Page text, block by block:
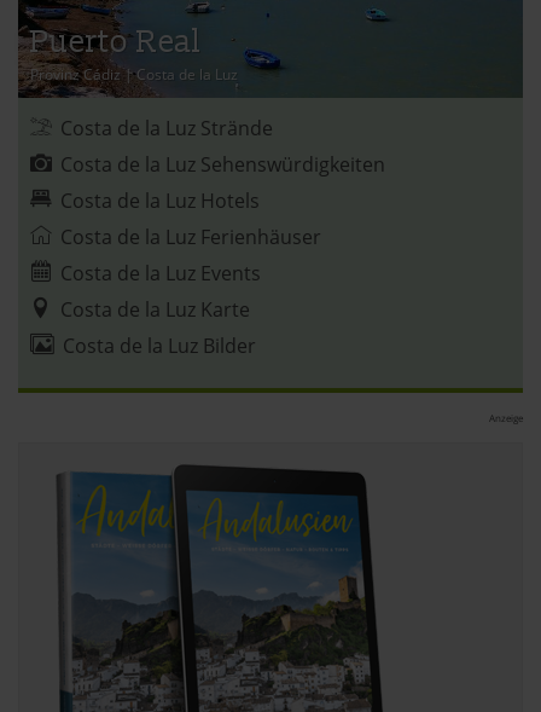
»Cookies«, »Marketing« und »Statistik«) erhältst du in
der Datenschutzerklärung.
Datenschutzerklärung|Impressum
Puerto Real
Provinz Cádiz|Costa de la Luz
Costa de la Luz Strände
Costa de la Luz Sehenswürdigkeiten
Costa de la Luz Hotels
Costa de la Luz Ferienhäuser
Costa de la Luz Events
Costa de la Luz Karte
Costa de la Luz Bilder
Anzeige